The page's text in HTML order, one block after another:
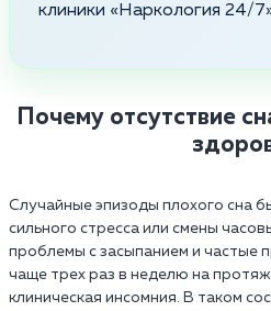
клиники «Наркология 24/
Почему отсутствие
Случайные эпизоды плохого сна
сильного стресса или смены
проблемы с засыпанием и частые
чаще трех раз в неделю на
клиническая инсомния. В таком